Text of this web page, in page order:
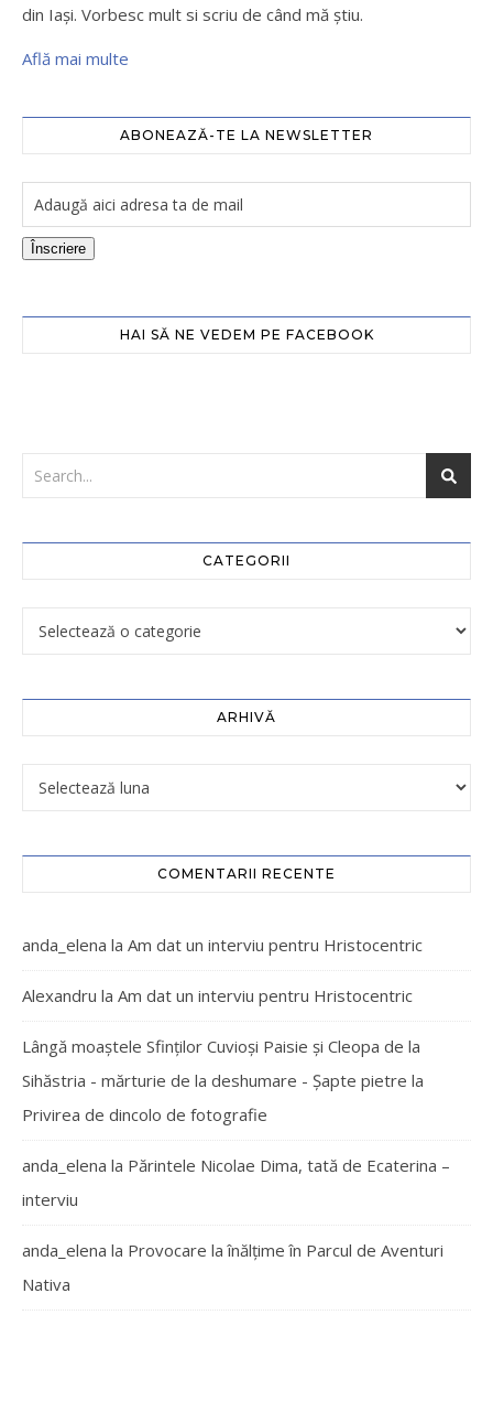
din Iaşi. Vorbesc mult si scriu de când mă ştiu.
Află mai multe
ABONEAZĂ-TE LA NEWSLETTER
Înscriere
HAI SĂ NE VEDEM PE FACEBOOK
CATEGORII
ARHIVĂ
COMENTARII RECENTE
anda_elena la Am dat un interviu pentru Hristocentric
Alexandru la Am dat un interviu pentru Hristocentric
Lângă moaștele Sfinților Cuvioși Paisie și Cleopa de la
Sihăstria - mărturie de la deshumare - Şapte pietre la
Privirea de dincolo de fotografie
anda_elena la Părintele Nicolae Dima, tată de Ecaterina –
interviu
anda_elena la Provocare la înălțime în Parcul de Aventuri
Nativa